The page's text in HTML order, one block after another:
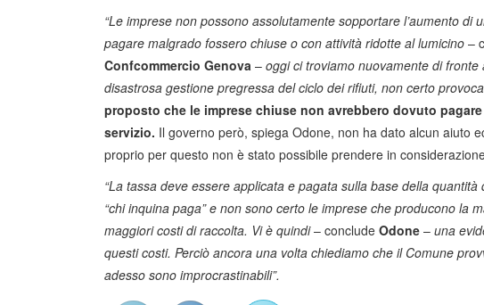
“Le imprese non possono assolutamente sopportare l’aumento di
pagare malgrado fossero chiuse o con attività ridotte al lumicino –
Confcommercio Genova – oggi ci troviamo nuovamente di
disastrosa gestione pregressa del ciclo dei rifiuti, non certo
proposto che le imprese chiuse non avrebbero dovuto
servizio. Il governo però, spiega Odone, non ha dato alcun aiuto
proprio per questo non è stato possibile prendere in
“La tassa deve essere applicata e pagata sulla base della
“chi inquina paga” e non sono certo le imprese che producono la
maggiori costi di raccolta. Vi è quindi– conclude Odone – una
questi costi. Perciò ancora una volta chiediamo che il Comune
adesso sono improcrastinabili”.